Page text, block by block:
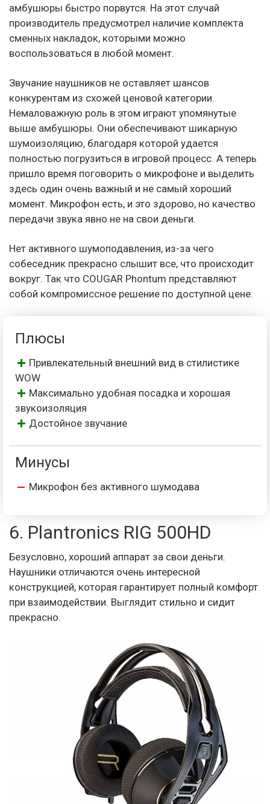
амбушюры быстро порвутся. На этот случай
производитель предусмотрел наличие комплекта
сменных накладок, которыми можно
воспользоваться в любой момент.
Звучание наушников не оставляет шансов
конкурентам из схожей ценовой категории.
Немаловажную роль в этом играют упомянутые
выше амбушюры. Они обеспечивают шикарную
шумоизоляцию, благодаря которой удается
полностью погрузиться в игровой процесс. А теперь
пришло время поговорить о микрофоне и выделить
здесь один очень важный и не самый хороший
момент. Микрофон есть, и это здорово, но качество
передачи звука явно не на свои деньги.
Нет активного шумоподавления, из-за чего
собеседник прекрасно слышит все, что происходит
вокруг. Так что COUGAR Phontum представляют
собой компромиссное решение по доступной цене.
Плюсы
Привлекательный внешний вид в стилистике
WOW
Максимально удобная посадка и хорошая
звукоизоляция
Достойное звучание
Минусы
Микрофон без активного шумодава
6. Plantronics RIG 500HD
Безусловно, хороший аппарат за свои деньги.
Наушники отличаются очень интересной
конструкцией, которая гарантирует полный комфорт
при взаимодействии. Выглядит стильно и сидит
прекрасно.